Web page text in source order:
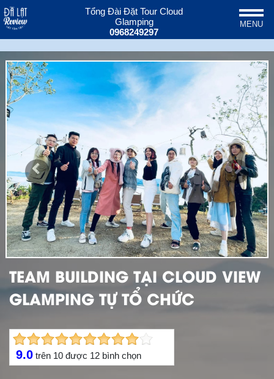
Tổng Đài Đặt Tour Cloud
Glamping
0968249297
MENU
Previous Next
TEAM BUILDING TẠI CLOUD VIEW
GLAMPING TỰ TỔ CHỨC
9.0 trên 10 được 12 bình chọn